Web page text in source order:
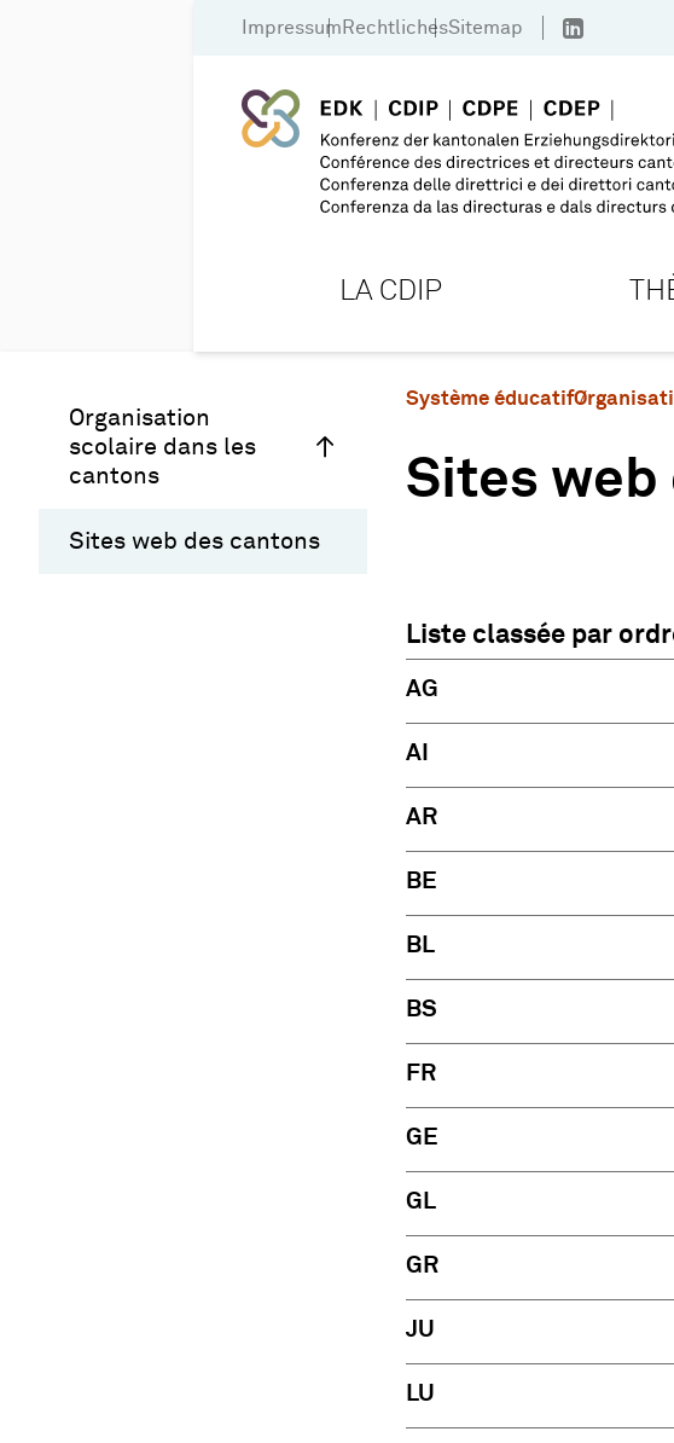
Impressum RechtlichesSitemap
LA CDIP
Organisation
scolaire dans les
cantons
Sites web des cantons
Système éducatif
Sites web
Liste classée par
AG
AI
AR
BE
BL
BS
FR
GE
GL
GR
JU
LU